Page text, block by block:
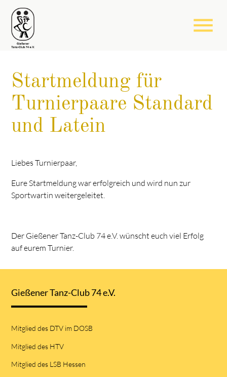
menu
Startmeldung für
Turnierpaare Standard
und Latein
Liebes Turnierpaar,
Eure Startmeldung war erfolgreich und wird nun zur
Sportwartin weitergeleitet.
Der Gießener Tanz-Club 74 e.V. wünscht euch viel Erfolg
auf eurem Turnier.
Gießener Tanz-Club 74 e.V.
Mitglied des DTV im DOSB
Mitglied des HTV
Mitglied des LSB Hessen